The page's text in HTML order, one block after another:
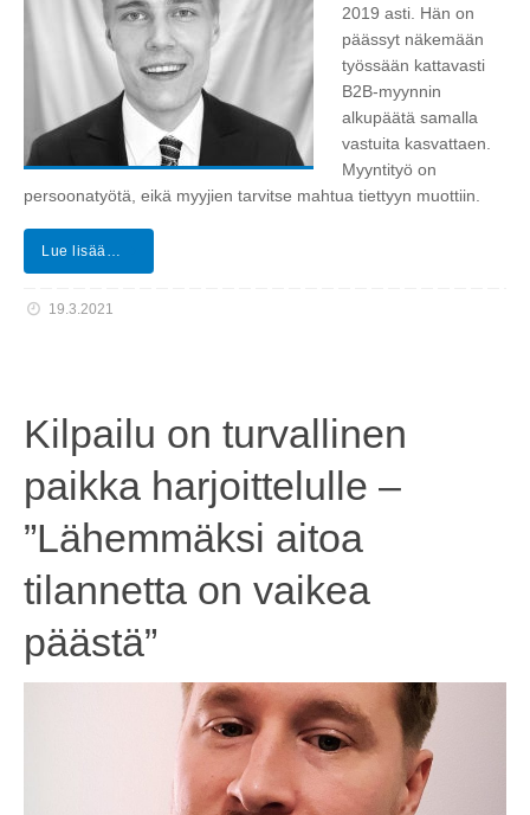
2019 asti. Hän on
päässyt näkemään
työssään kattavasti
B2B-myynnin
alkupäätä samalla
vastuita kasvattaen.
Myyntityö on
persoonatyötä, eikä myyjien tarvitse mahtua tiettyyn muottiin.
Lue lisää…
19.3.2021
Kilpailu on turvallinen
paikka harjoittelulle –
”Lähemmäksi aitoa
tilannetta on vaikea
päästä”